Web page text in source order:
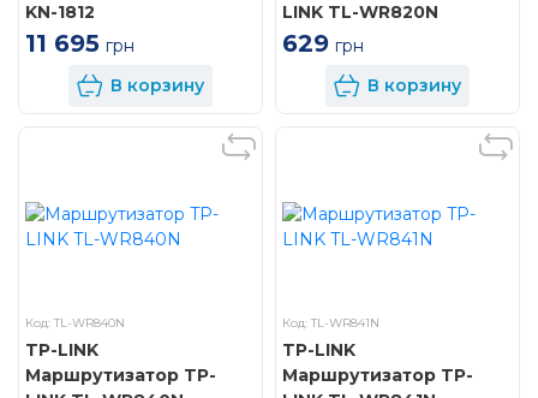
KN-1812
11 695 грн
В корзину
LINK TL-WR820N
629 грн
В корзину
Код: TL-WR840N
TP-LINK
Маршрутизатор TP-
Код: TL-WR841N
TP-LINK
Маршрутизатор TP-